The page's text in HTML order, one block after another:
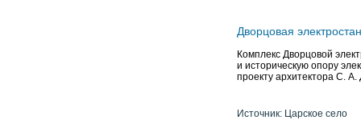
Дворцовая
Комплекс Дворцовой
и историческую опору
проекту архитектора С.
Источник: Царское село